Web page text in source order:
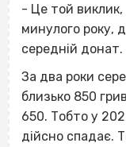
- Це той
минулого року,
середній донат.
За два роки
близько 850
650. Тобто у
дійсно спадає.